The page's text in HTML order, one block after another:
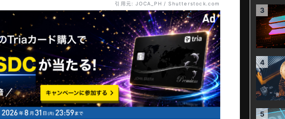
引用元: JOCA_PH / Shutterstock.com
3
4
5